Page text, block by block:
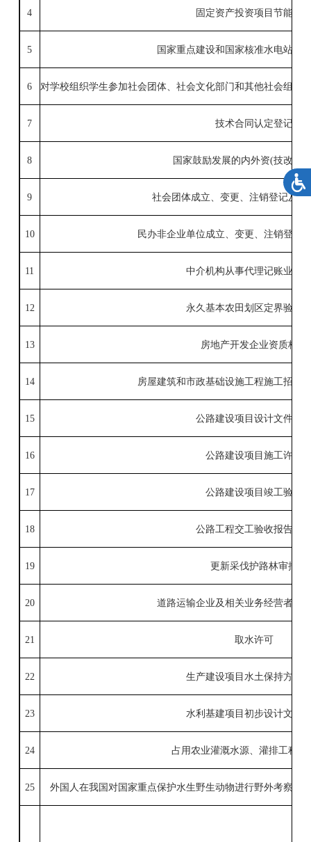
4 固定资产投资项目节能审
5 国家重点建设和 国家核准水电站项
6 对学校组织学生参加社会团体、社会文化部门和其他社会组织
7 技术合同认定登记
8 国家鼓励发展的内外资(技改
9 社会团体成立、变更、注销登记及修
10 民办非企业单位成立、变更、注销登记
11 中介机构从事代理记账业务
12 永久基本农田划区定界验收
13 房地产开发企业资质核定
14 房屋建筑和市政基础设施工程施工招投
15 公路建设项目设计文件审
16 公路建设项目施工许可
17 公路建设项目竣工验收
18 公路工程交工验收报告备
19 更新采伐护路林审批
20 道路运输企业及相关业务经营者质
21 取水许可
22 生产建设项目水土保持方案
23 水利基建项目初步设计文件
24 占用农业灌溉水源、灌排工程设
25 外国人在我国对国家重点保护水生野生动物进行野外考察或